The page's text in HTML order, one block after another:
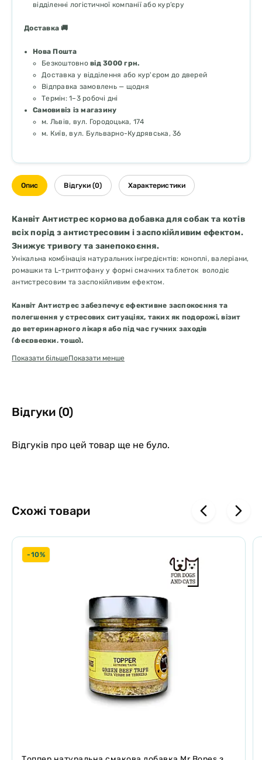
відділенні логістичної компанії або кур’єру
Доставка 🚚
Нова Пошта
Безкоштовно від 3000 грн.
Доставка у відділення або кур'єром до дверей
Відправка замовлень — щодня
Термін: 1–3 робочі дні
Самовивіз із магазину
м. Львів, вул. Городоцька, 174
м. Київ, вул. Бульварно-Кудрявська, 36
Опис Відгуки (0) Характеристики
Канвіт Антистрес кормова добавка для собак та котів
всіх порід з антистресовим і заспокійливим ефектом.
Знижує тривогу та занепокоєння.
Унікальна комбінація натуральних інгредієнтів: коноплі, валеріани,
ромашки та L-триптофану у формі смачних таблеток володіє
антистресовим та заспокійливим ефектом.
Канвіт Антистрес забезпечує ефективне заспокоєння та
полегшення у стресових ситуаціях, таких як подорожі, візит
до ветеринарного лікаря або під час гучних заходів
(феєрверки, тощо).
– Добавка стабілізує та заспокоює стан тварин в стресових
– L-триптофан та вітамін B сприяють виробленню серотоніну, який
В житті наших вихованців трапляються ситуації коли вони
ситуацій.
підтримку, яких вони потребують щоб почуватись безпечно та
бути щасливими навіть в складних стресових для них ситуаціях.
– Знижує стрес та напругу в будь-яких ситуаціях: лікувальні
трави – коноплі та ромашка, відомі своїм заспокійливим та
розслаблюючим ефектами, та посилені екстрактами валеріани та
дині канталупи допомагають відновити природну поведінку
тварин в складних ситуаціях.
Позбавлення занепокоєння та відчуття страху: L-триптофан та
вітамін В сприяють виробленню серотоніну, гормону щастя, що є
необхідним для природного усунення занепокоєння та тривоги.
Кожен шматочок добавки Канвіт Антистрес –не лише смачний,
але й сповнений природного захисту від непроханих зовнішніх
Показати більшеПоказати менше
Відгуки (0)
Відгуків про цей товар ще не було.
Схожі товари
-10%